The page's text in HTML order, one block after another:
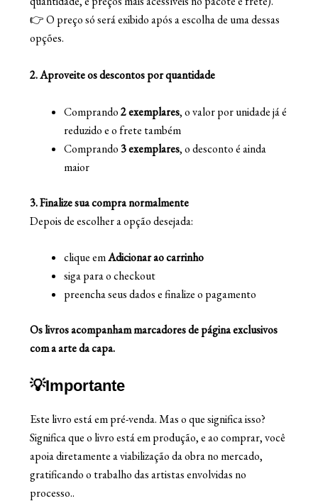
👉 O preço só será exibido após a escolha de uma dessas
opções.
2. Aproveite os descontos por quantidade
Comprando2 exemplares, o valor por unidade já é
reduzido e o frete também
Comprando 3 exemplares, o desconto é ainda
maior
3. Finalize sua compra normalmente
Depois de escolher a opção desejada:
clique emAdicionar ao carrinho
siga para o checkout
preencha seus dados e finalize o pagamento
Os livros acompanham marcadores de página exclusivos
com a arte da capa.
💡Importante
Este livro está em pré-venda. Mas o que significa isso?
Significa que o livro está em produção, e ao comprar, você
apoia diretamente a viabilização da obra no mercado,
gratificando o trabalho das artistas envolvidas no
processo..